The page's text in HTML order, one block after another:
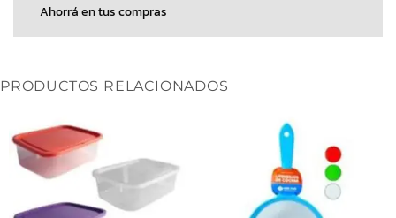
Ahorrá en tus compras
PRODUCTOS RELACIONADOS